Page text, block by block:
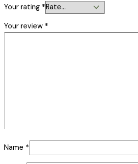
Your rating *
Your review *
Name *